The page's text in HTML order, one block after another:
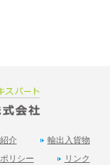
介 輸出入貨物
リシー リンク